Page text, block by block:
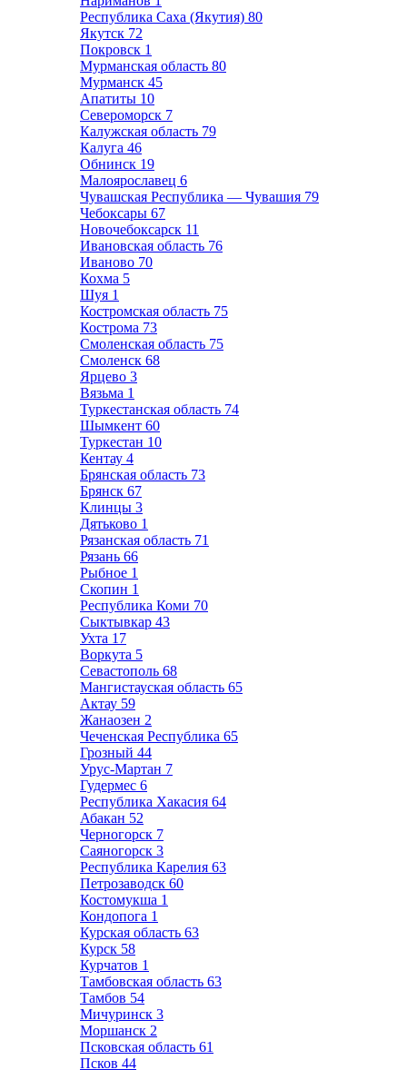
Республика Саха (Якутия) 80
Якутск 72
Покровск 1
Мурманская область 80
Мурманск 45
Апатиты 10
Североморск 7
Калужская область 79
Калуга 46
Обнинск 19
Малоярославец 6
Чувашская Республика — Чувашия 79
Чебоксары 67
Новочебоксарск 11
Ивановская область 76
Иваново 70
Кохма 5
Шуя 1
Костромская область 75
Кострома 73
Смоленская область 75
Смоленск 68
Ярцево 3
Вязьма 1
Туркестанская область 74
Шымкент 60
Туркестан 10
Кентау 4
Брянская область 73
Брянск 67
Клинцы 3
Дятьково 1
Рязанская область 71
Рязань 66
Рыбное 1
Скопин 1
Республика Коми 70
Сыктывкар 43
Ухта 17
Воркута 5
Севастополь 68
Мангистауская область 65
Актау 59
Жанаозен 2
Чеченская Республика 65
Грозный 44
Урус-Мартан 7
Гудермес 6
Республика Хакасия 64
Абакан 52
Черногорск 7
Саяногорск 3
Республика Карелия 63
Петрозаводск 60
Костомукша 1
Кондопога 1
Курская область 63
Курск 58
Курчатов 1
Тамбовская область 63
Тамбов 54
Мичуринск 3
Моршанск 2
Псковская область 61
Псков 44